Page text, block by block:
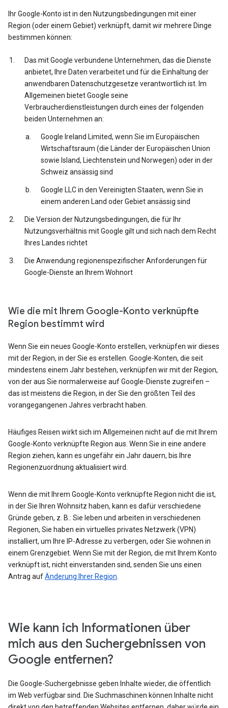
Ihr Google-Konto ist in den Nutzungsbedingungen mit einer
Region (oder einem Gebiet) verknüpft, damit wir mehrere Dinge
bestimmen können:
Das mit Google verbundene Unternehmen, das die Dienste
anbietet, Ihre Daten verarbeitet und für die Einhaltung der
anwendbaren Datenschutzgesetze verantwortlich ist. Im
Allgemeinen bietet Google seine
Verbraucherdienstleistungen durch eines der folgenden
beiden Unternehmen an:
Google Ireland Limited, wenn Sie im Europäischen
Wirtschaftsraum (die Länder der Europäischen Union
sowie Island, Liechtenstein und Norwegen) oder in der
Schweiz ansässig sind
Google LLC in den Vereinigten Staaten, wenn Sie in
einem anderen Land oder Gebiet ansässig sind
Die Version der Nutzungsbedingungen, die für Ihr
Nutzungsverhältnis mit Google gilt und sich nach dem Recht
Ihres Landes richtet
Die Anwendung regionenspezifischer Anforderungen für
Google-Dienste an Ihrem Wohnort
Wie die mit Ihrem Google-Konto verknüpfte
Region bestimmt wird
Wenn Sie ein neues Google-Konto erstellen, verknüpfen wir dieses
mit der Region, in der Sie es erstellen. Google-Konten, die seit
mindestens einem Jahr bestehen, verknüpfen wir mit der Region,
von der aus Sie normalerweise auf Google-Dienste zugreifen –
das ist meistens die Region, in der Sie den größten Teil des
vorangegangenen Jahres verbracht haben.
Häufiges Reisen wirkt sich im Allgemeinen nicht auf die mit Ihrem
Google-Konto verknüpfte Region aus. Wenn Sie in eine andere
Region ziehen, kann es ungefähr ein Jahr dauern, bis Ihre
Regionenzuordnung aktualisiert wird.
Wenn die mit Ihrem Google-Konto verknüpfte Region nicht die ist,
in der Sie Ihren Wohnsitz haben, kann es dafür verschiedene
Gründe geben, z. B.: Sie leben und arbeiten in verschiedenen
Regionen, Sie haben ein virtuelles privates Netzwerk (VPN)
installiert, um Ihre IP-Adresse zu verbergen, oder Sie wohnen in
einem Grenzgebiet. Wenn Sie mit der Region, die mit Ihrem Konto
verknüpft ist, nicht einverstanden sind, senden Sie uns einen
Antrag aufÄnderung Ihrer Region
Wie kann ich Informationen über
mich aus den Suchergebnissen von
Google entfernen?
Die Google-Suchergebnisse geben Inhalte wieder, die öffentlich
im Web verfügbar sind. Die Suchmaschinen können Inhalte nicht